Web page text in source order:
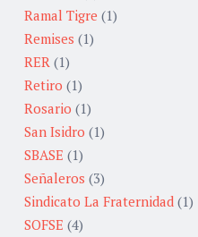
Ramal Tigre (1)
Remises (1)
RER (1)
Retiro (1)
Rosario (1)
San Isidro (1)
SBASE (1)
Señaleros (3)
Sindicato La Fraternidad (1)
SOFSE (4)